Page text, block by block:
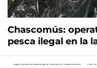
Chascomús:
pesca ilegal en la